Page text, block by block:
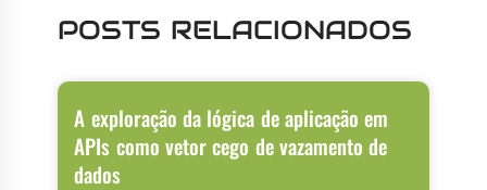
POSTS RELACIONADOS
A exploração da lógica de aplicação em
APIs como vetor cego de vazamento de
dados